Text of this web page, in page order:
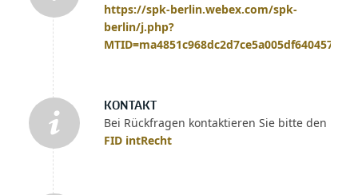
https://spk-berlin.webex.com/spk-
berlin/j.php?
MTID=ma4851c968dc2d7ce5a005df640457abb
KONTAKT
Bei Rückfragen kontaktieren Sie bitte den
FID intRecht